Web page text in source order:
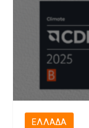
ΕΛΛΆΔΑ